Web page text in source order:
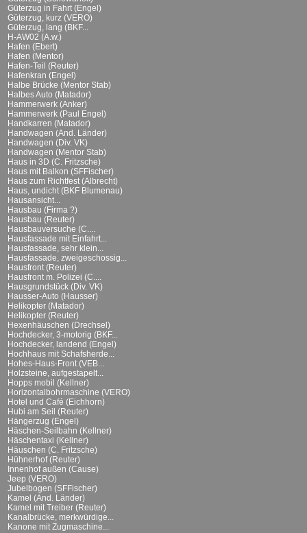
Güterzug in Fahrt (Engel)
Güterzug, kurz (VERO)
Güterzug, lang (BKF...
H-AW02 (A.w.)
Hafen (Ebert)
Hafen (Mentor)
Hafen-Teil (Reuter)
Hafenkran (Engel)
Halbe Brücke (Mentor Stab)
Halbes Auto (Matador)
Hammerwerk (Anker)
Hammerwerk (Paul Engel)
Handkarren (Matador)
Handwagen (And. Länder)
Handwagen (Div. VK)
Handwagen (Mentor Stab)
Haus in 3D (C. Fritzsche)
Haus mit Balkon (SFFischer)
Haus zum Richtfest (Albrecht)
Haus, undicht (BKF Blumenau)
Hausansicht...
Hausbau (Firma ?)
Hausbau (Reuter)
Hausbauversuche (C....
Hausfassade mit Einfahrt...
Hausfassade, sehr klein...
Hausfassade, zweigeschossig...
Hausfront (Reuter)
Hausfront m. Polizei (C....
Hausgrundstück (Div. VK)
Hausser-Auto (Hausser)
Helikopter (Matador)
Helikopter (Reuter)
Hexenhäuschen (Drechsel)
Hochdecker, 3-motorig (BKF...
Hochdecker, landend (Engel)
Hochhaus mit Schafsherde...
Hohes-Haus-Front (VEB...
Holzsteine, aufgestapelt...
Hopps mobil (Kellner)
Horizontalbohrmaschine (VERO)
Hotel und Café (Eichhorn)
Hubi am Seil (Reuter)
Hängerzug (Engel)
Häschen-Seilbahn (Kellner)
Häschentaxi (Kellner)
Häuschen (C. Fritzsche)
Hühnerhof (Reuter)
Innenhof außen (Cause)
Jeep (VERO)
Jubelbogen (SFFischer)
Kamel (And. Länder)
Kamel mit Treiber (Reuter)
Kanalbrücke, merkwürdige...
Kanone mit Zugmaschine...